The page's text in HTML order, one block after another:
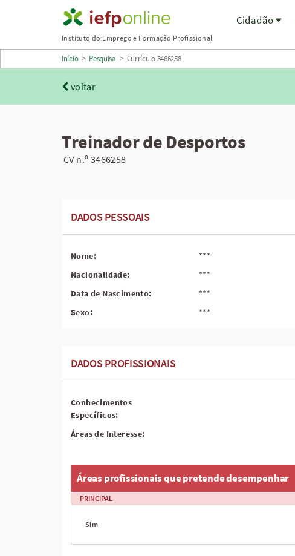
Instituto do Emprego e Formação Profissional
Cidadão
Início > Pesquisa > Currículo 3466258
voltar
Treinador de Desportos
CV n.º 3466258
DADOS PESSOAIS
Nome:
***
Nacionalidade:
***
Data de Nascimento:
***
Sexo:
***
DADOS PROFISSIONAIS
Conhecimentos
Específicos:
Áreas de Interesse:
Áreas profissionais que pretende desempenhar
PRINCIPAL
Sim